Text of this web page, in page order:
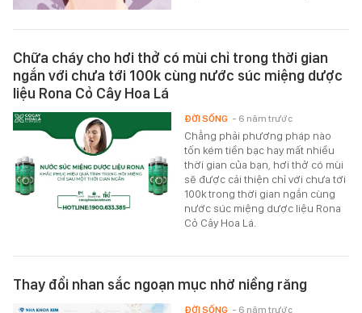
Chữa cháy cho hơi thở có mùi chỉ trong thời gian
ngắn với chưa tới 100k cùng nước súc miệng dược
liệu Rona Cỏ Cây Hoa Lá
Chẳng phải phương pháp nào
tốn kém tiền bạc hay mất nhiều
thời gian của bạn, hơi thở có mùi
sẽ được cải thiện chỉ với chưa tới
100k trong thời gian ngắn cùng
nước súc miệng dược liệu Rona
Cỏ Cây Hoa Lá.
ĐỜI SỐNG - 6 năm trước
Thay đổi nhan sắc ngoạn mục nhờ niềng răng
ĐỜI SỐNG - 6 năm trước